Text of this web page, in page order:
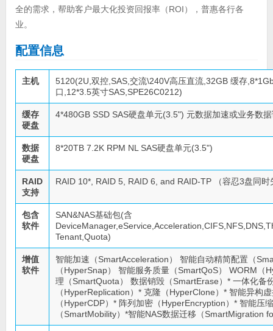
全的需求，帮助客户最大化投资回报率（ROI），普惠各行各
业。
配置信息
主机
5120(2U,双控,SAS,交流\240V高压直流,32GB 缓存
口,12*3.5英寸SAS,SPE26C0212)
缓存
硬盘
4*480GB SSD SAS硬盘单元(3.5") 元数据加速或业务数
数据
硬盘
8*20TB 7.2K RPM NL SAS硬盘单元(3.5")
RAID
支持
RAID 10*, RAID 5, RAID 6, and RAID-TP （容忍3盘同时
包含
软件
SAN&NAS基础包(含
Tenant,Quota)
增值
软件
智能加速（SmartAcceleration） 智能自动精简配置（
（HyperSnap） 智能服务质量（SmartQoS） WORM
理（SmartQuota） 数据销毁（SmartErase）* 一体化
（HyperReplication）* 克隆（HyperClone）* 智能异构
（HyperCDP）* 阵列加密（HyperEncryption）* 智能压
（SmartMobility）*智能NAS数据迁移（SmartMigration